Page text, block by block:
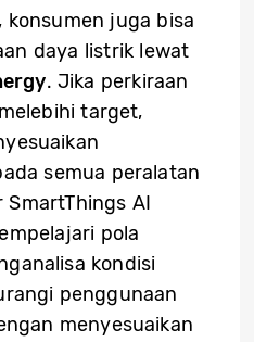
konsumen juga bisa
daya listrik lewat
. Jika perkiraan
target,
semua peralatan
AI
pola
kondisi
penggunaan
menyesuaikan